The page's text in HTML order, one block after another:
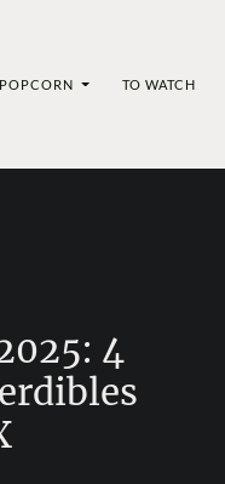
POPCORN TO WATCH
4